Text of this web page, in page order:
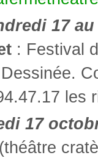
17
: Festival
les
17
(théâtre